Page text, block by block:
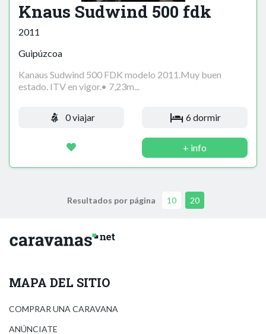
Knaus Sudwind 500 fdk
2011
Guipúzcoa
Kanaus Sudwind 500 FDK modelo 2011.Muy buen
estado. ITV en vigor.• 7,23m...
0 viajar 6 dormir
+ info
Resultados por página 10 20
MAPA DEL SITIO
COMPRAR UNA CARAVANA
ANÚNCIATE